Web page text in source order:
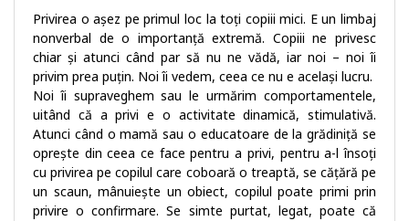
Privirea o așez pe primul loc la toți copiii mici. E un limbaj
nonverbal de o importanță extremă. Copiii ne privesc
chiar și atunci când par să nu ne vădă, iar noi – noi îi
privim prea puțin. Noi îi vedem, ceea ce nu e același lucru.
Noi îi supraveghem sau le urmărim comportamentele,
uitând că a privi e o activitate dinamică, stimulativă.
Atunci când o mamă sau o educatoare de la grădiniță se
oprește din ceea ce face pentru a privi, pentru a-l însoți
cu privirea pe copilul care coboară o treaptă, se cățără pe
un scaun, mânuiește un obiect, copilul poate primi prin
privire o confirmare. Se simte purtat, legat, poate că